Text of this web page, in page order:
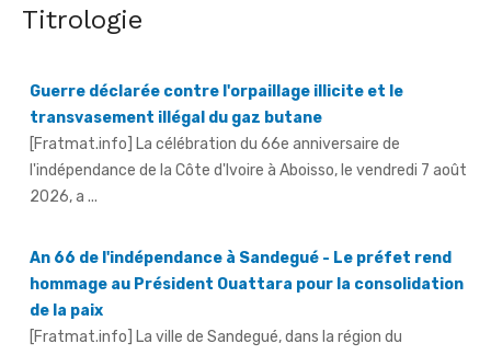
Titrologie
transvasement illégal du gaz butane
[Fratmat.info] La célébration du 66e anniversaire de
l'indépendance de la Côte d'Ivoire à Aboisso, le vendredi 7 août
2026, a ...
hommage au Président Ouattara pour la consolidation
de la paix
[Fratmat.info] La ville de Sandegué, dans la région du
Gontougo, a célébré, le vendredi 7 août 2026, le 66e